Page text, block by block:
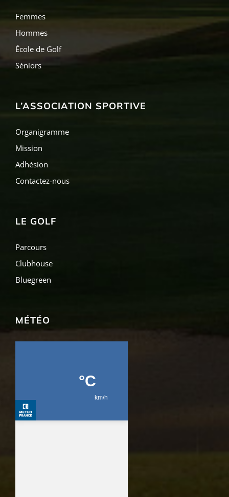
Femmes
Hommes
École de Golf
Séniors
L’ASSOCIATION SPORTIVE
Organigramme
Mission
Adhésion
Contactez-nous
LE GOLF
Parcours
Clubhouse
Bluegreen
MÉTÉO